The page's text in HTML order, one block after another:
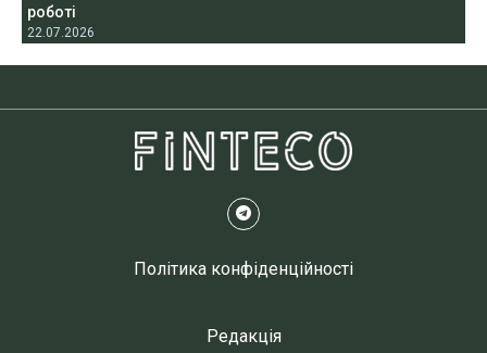
роботі
22.07.2026
Політика конфіденційності
Редакція